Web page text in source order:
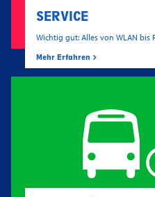
SERVICE
Wichtig gut: Alles von WLAN bis
Mehr Erfahren